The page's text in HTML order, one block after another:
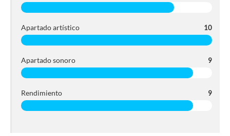
Apartado artístico 10
Apartado sonoro 9
Rendimiento 9